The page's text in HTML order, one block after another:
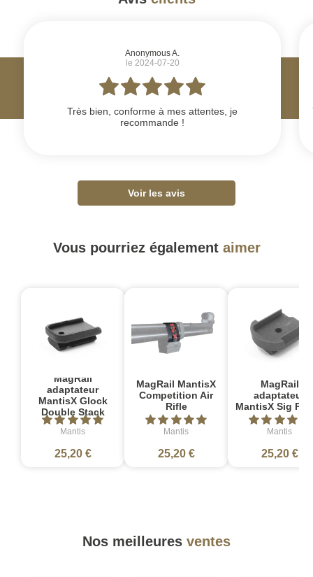
Anonymous A.
le 2024-07-20
Très bien, conforme à mes attentes, je
recommande !
Voir les avis
Vous pourriez également aimer
MagRail
adaptateur
MantisX Glock
Double Stack
Mantis
25,20 €
MagRail MantisX
Competition Air
Rifle
Mantis
25,20 €
MagRail
adaptateur
MantisX Sig
Mantis
25,20 €
Nos meilleures ventes